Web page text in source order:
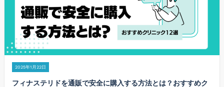
2025年1月22日
フィナステリドを通販で安全に購入する方法とは？おすすめク